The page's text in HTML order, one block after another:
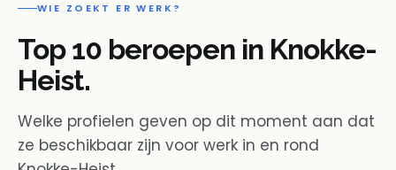
WIE ZOEKT ER WERK?
Top 10 beroepen in Knokke-
Heist.
Welke profielen geven op dit moment aan dat
ze beschikbaar zijn voor werk in en rond